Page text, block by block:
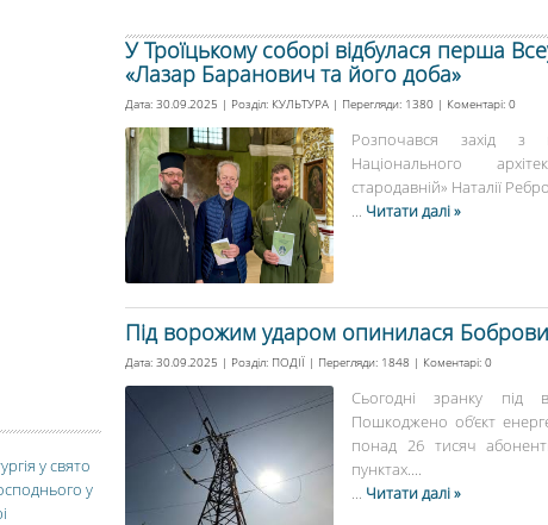
У Троїцькому соборі відбулася перша
«Лазар Баранович та його доба»
Дата: 30.09.2025 | Розділ: КУЛЬТУРА | Перегляди: 1380 | Коментарі: 0
Розпочався захід з
Національного
стародавній» Наталії
... Читати далі »
Під ворожим ударом опинилася
Дата: 30.09.2025 | Розділ: ПОДІЇ | Перегляди: 1848 | Коментарі: 0
Сьогодні зранку під
Пошкоджено об’єкт
понад 26 тисяч
пунктах....
... Читати далі »
у свято
у